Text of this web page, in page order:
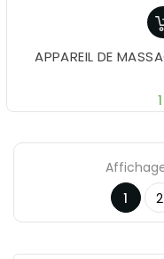
APPAREIL DE
1
2